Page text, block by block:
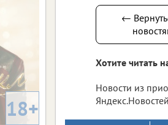
←
Хотите читать
Новости из
18+